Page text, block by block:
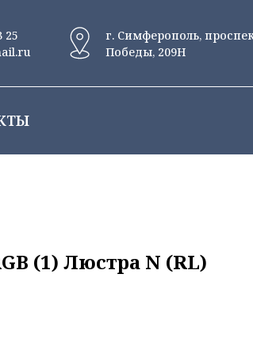
25
г. Симферополь,
Победы, 209Н
(1) Люстра N (RL)